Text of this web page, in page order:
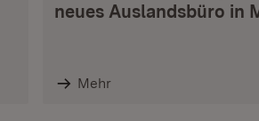
neues Auslandsbüro in
Mehr